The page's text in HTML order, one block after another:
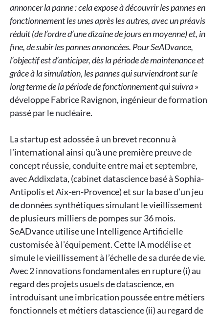
annoncer la panne : cela expose à découvrir les pannes en
fonctionnement les unes après les autres, avec un préavis
réduit (de l’ordre d’une dizaine de jours en moyenne) et, in
fine, de subir les pannes annoncées. Pour SeADvance,
l’objectif est d’anticiper, dès la période de maintenance et
grâce à la simulation, les pannes qui surviendront sur le
long terme de la période de fonctionnement qui suivra»
développe Fabrice Ravignon, ingénieur de formation
passé par le nucléaire.
La startup est adossée à un brevet reconnu à
l’international ainsi qu’à une première preuve de
concept réussie, conduite entre mai et septembre,
avec Addixdata, (cabinet datascience basé à Sophia-
Antipolis et Aix-en-Provence) et sur la base d’un jeu
de données synthétiques simulant le vieillissement
de plusieurs milliers de pompes sur 36 mois.
SeADvance utilise une Intelligence Artificielle
customisée à l’équipement. Cette IA modélise et
simule le vieillissement à l’échelle de sa durée de vie.
Avec 2 innovations fondamentales en rupture (i) au
regard des projets usuels de datascience, en
introduisant une imbrication poussée entre métiers
fonctionnels et métiers datascience (ii) au regard de